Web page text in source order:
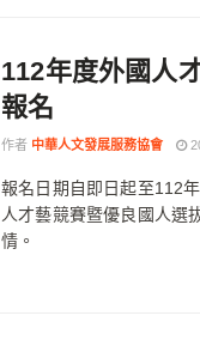
112年度外國人
報名
作者 中華人文發展服務協會
報名日期自即日起至112
人才藝競賽暨優良國人選
情。